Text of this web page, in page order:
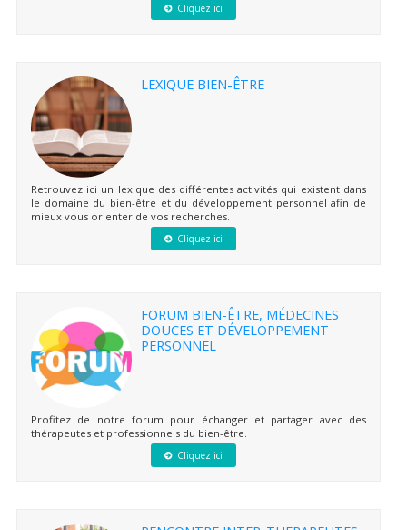
Cliquez ici
LEXIQUE BIEN-ÊTRE
Retrouvez ici un lexique des différentes activités qui existent dans
le domaine du bien-être et du développement personnel afin de
mieux vous orienter de vos recherches.
Cliquez ici
FORUM BIEN-ÊTRE, MÉDECINES
DOUCES ET DÉVELOPPEMENT
PERSONNEL
Profitez de notre forum pour échanger et partager avec des
thérapeutes et professionnels du bien-être.
Cliquez ici